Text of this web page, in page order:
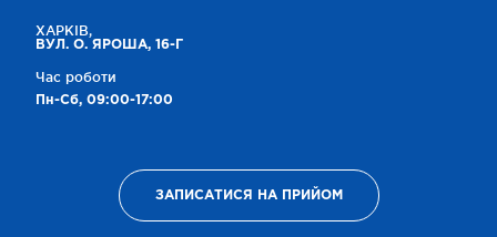
ХАРКІВ,
ВУЛ. О. ЯРОША, 16-Г
Час роботи
Пн-Сб, 09:00-17:00
ЗАПИСАТИСЯ НА ПРИЙОМ